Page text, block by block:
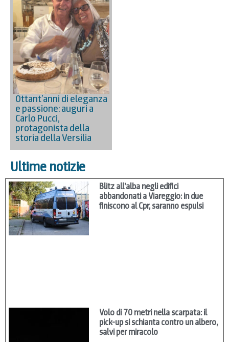
Ottant’anni di eleganza
e passione: auguri a
Carlo Pucci,
protagonista della
storia della Versilia
Ultime notizie
Blitz all’alba negli edifici
abbandonati a Viareggio: in due
finiscono al Cpr, saranno espulsi
Volo di 70 metri nella scarpata: il
pick-up si schianta contro un albero,
salvi per miracolo